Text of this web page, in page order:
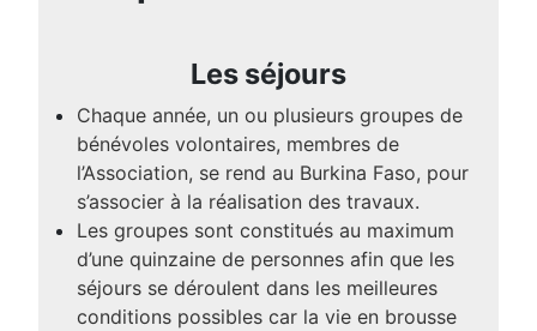
Les séjours
Chaque année, un ou plusieurs groupes de
bénévoles volontaires, membres de
l’Association, se rend au Burkina Faso, pour
s’associer à la réalisation des travaux.
Les groupes sont constitués au maximum
d’une quinzaine de personnes afin que les
séjours se déroulent dans les meilleures
conditions possibles car la vie en brousse